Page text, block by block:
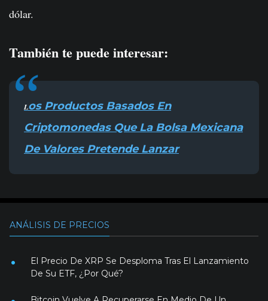
dólar.
También te puede interesar:
Los Productos Basados En
Criptomonedas Que La Bolsa Mexicana
De Valores Pretende Lanzar
ANÁLISIS DE PRECIOS
El Precio De XRP Se Desploma Tras El Lanzamiento
De Su ETF, ¿Por Qué?